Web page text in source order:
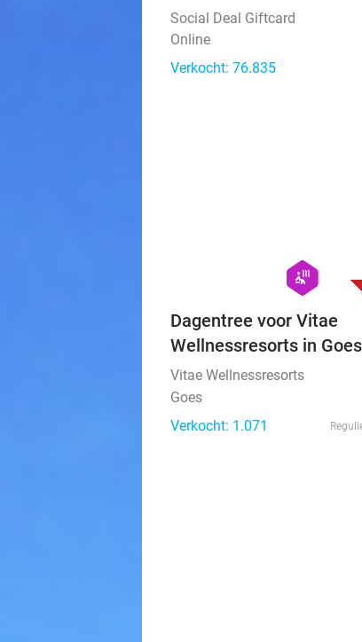
Social Deal Giftcard
Online
Verkocht: 76.835
hexagon
wellness
Dagentree voor Vitae
Wellnessresorts in Goes
Vitae Wellnessresorts
Goes
Verkocht: 1.071